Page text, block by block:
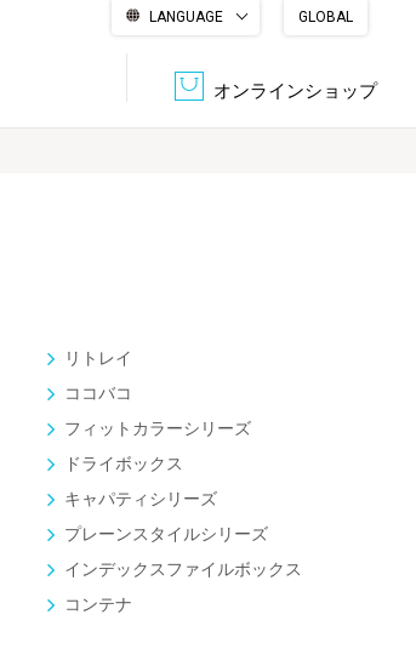
LANGUAGE
GLOBAL
オンラインショップ
学童用品
ナブルな紙器製品「asue（あすえ）」
リトレイ
ココバコ
フィットカラーシリーズ
ドライボックス
キャパティシリーズ
プレーンスタイルシリーズ
インデックスファイルボックス
コンテナ